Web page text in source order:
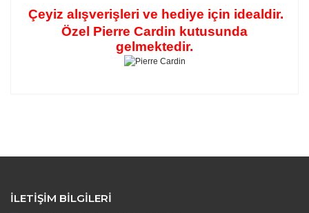
Çeyiz alışverişleri ve hediye için idealdir.
Özel Pierre Cardin kutusunda
gelmektedir.
Yorum Yaz
Ürün açıklamasında eksik bilgiler bulunuyor.
İLETİŞİM BİLGİLERİ